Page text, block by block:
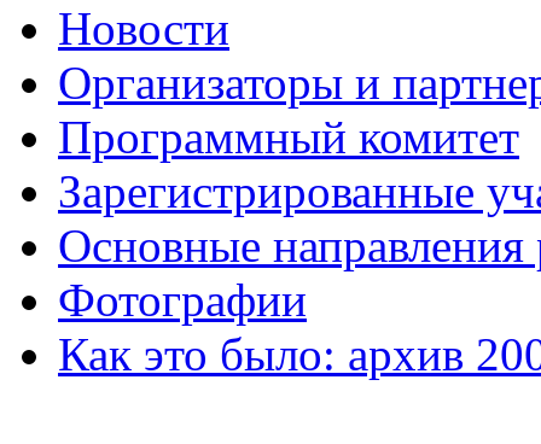
Новости
Организаторы и
Программный комитет
Зарегистрированные
Основные направления
Фотографии
Как это было: архив